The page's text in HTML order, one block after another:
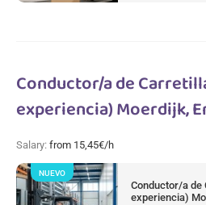
Conductor/a de
experiencia) Moerdijk,
Salary: from 15,45€/h
Conductor/a de
experiencia)
NUEVO